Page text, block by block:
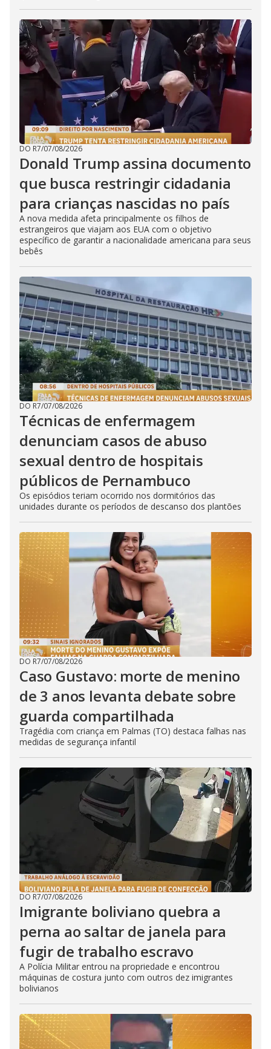
DO R7/07/08/2026
Donald Trump assina documento
que busca restringir cidadania
para crianças nascidas no país
A nova medida afeta principalmente os filhos de
estrangeiros que viajam aos EUA com o objetivo
específico de garantir a nacionalidade americana para seus
bebês
DO R7/07/08/2026
Técnicas de enfermagem
denunciam casos de abuso
sexual dentro de hospitais
públicos de Pernambuco
Os episódios teriam ocorrido nos dormitórios das
unidades durante os períodos de descanso dos plantões
DO R7/07/08/2026
Caso Gustavo: morte de menino
de 3 anos levanta debate sobre
guarda compartilhada
Tragédia com criança em Palmas (TO) destaca falhas nas
medidas de segurança infantil
DO R7/07/08/2026
Imigrante boliviano quebra a
perna ao saltar de janela para
fugir de trabalho escravo
A Polícia Militar entrou na propriedade e encontrou
máquinas de costura junto com outros dez imigrantes
bolivianos